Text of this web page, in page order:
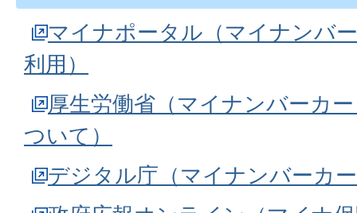
マイナポータル（マイナンバ
利用）
厚生労働省（マイナンバーカ
ついて）
デジタル庁（マイナンバーカ